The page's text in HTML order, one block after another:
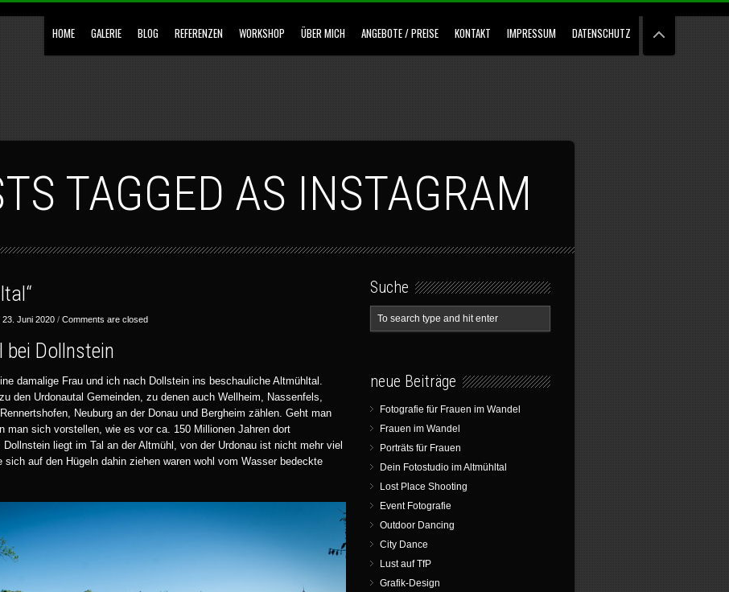
HOME GALERIE BLOG REFERENZEN WORKSHOP ÜBER MICH ANGEBOTE / PREISE KONTAKT IMPRESSUM DATENSCHUTZ
TAGGED AS INSTAGRAM
23. Juni 2020 / Comments are closed
Dollnstein
damalige Frau und ich nach Dollstein ins beschauliche Altmühltal.
den Urdonautal Gemeinden, zu denen auch Wellheim, Nassenfels,
Neuburg an der Donau und Bergheim zählen. Geht man
man sich vorstellen, wie es vor ca. 150 Millionen Jahren dort
liegt im Tal an der Altmühl, von der Urdonau ist nicht mehr viel
sich auf den Hügeln dahin ziehen waren wohl vom Wasser bedeckte
Suche
neue Beiträge
Fotografie für Frauen im Wandel
Frauen im Wandel
Porträts für Frauen
Dein Fotostudio im Altmühltal
Lost Place Shooting
Event Fotografie
Outdoor Dancing
City Dance
Lust auf TfP
Grafik-Design